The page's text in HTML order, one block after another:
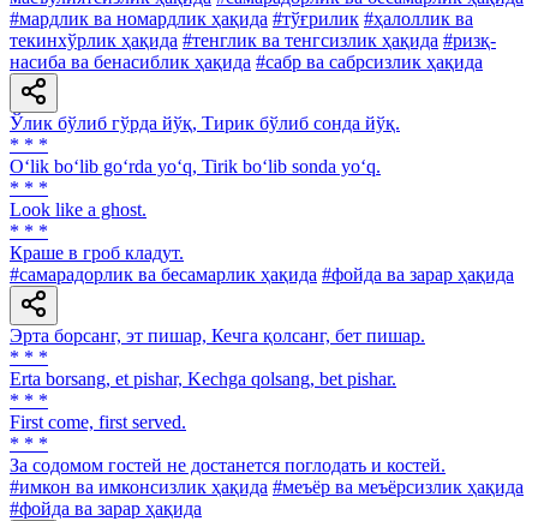
#мардлик ва номардлик ҳақида #тўғрилик #ҳалоллик ва
текинхўрлик ҳақида #тенглик ва тенгсизлик ҳақида #ризқ-
насиба ва бенасиблик ҳақида #сабр ва сабрсизлик ҳақида
Ўлик бўлиб гўрда йўқ, Тирик бўлиб сонда йўқ.
* * *
O‘lik bo‘lib go‘rda yo‘q, Tirik bo‘lib sonda yo‘q.
* * *
Look like a ghost.
* * *
Краше в гроб кладут.
#самарадорлик ва бесамарлик ҳақида #фойда ва зарар ҳақида
Эрта борсанг, эт пишар, Кечга қолсанг, бет пишар.
* * *
Erta borsang, et pishar, Kechga qolsang, bet pishar.
* * *
First come, first served.
* * *
Зa содомом гостей не достанется поглодать и костей.
#имкон ва имконсизлик ҳақида #меъёр ва меъёрсизлик ҳақида
#фойда ва зарар ҳақида